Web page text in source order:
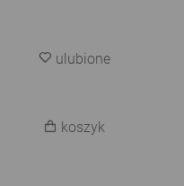
ulubione
koszyk